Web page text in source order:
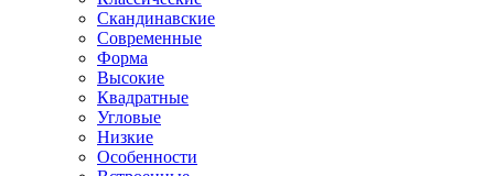
Скандинавские
Современные
Форма
Высокие
Квадратные
Угловые
Низкие
Особенности